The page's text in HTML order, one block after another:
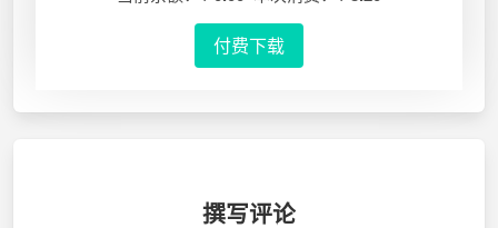
付费下载
撰写评论